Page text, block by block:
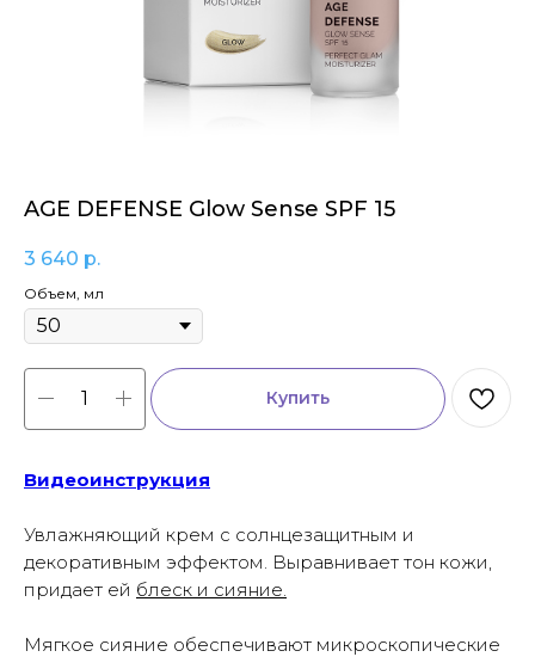
AGE DEFENSE Glow Sense SPF 15
3 640 р.
Объем, мл
Купить
Видеоинструкция
Увлажняющий крем с солнцезащитным и
декоративным эффектом. Выравнивает тон кожи,
придает ей блеск и сияние.
Мягкое сияние обеспечивают микроскопические